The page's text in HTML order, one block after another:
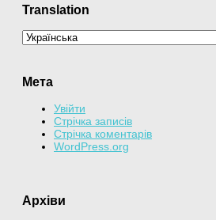
Translation
Мета
Увійти
Стрічка записів
Стрічка коментарів
WordPress.org
Архіви